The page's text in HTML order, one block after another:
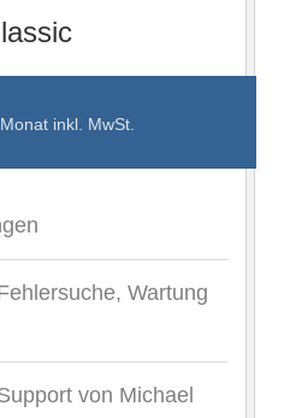
inkl. MwSt.
Wartung
von Michael